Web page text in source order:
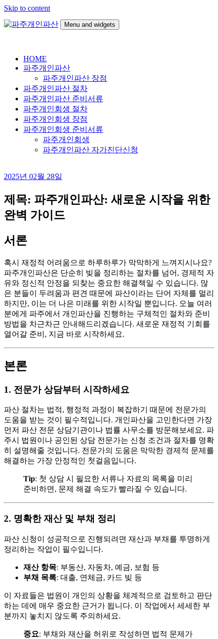
Skip to content
Menu and widgets
HOME
파주개인파산
파주개인파산 장점
파주개인파산 절차
파주개인파산 준비서류
파주개인회생 절차
파주개인회생 장점
파주개인회생 준비서류
파주개인회생
파주개인파산 자가진단신청
2025년 02월 28일
제목: 파주개인파산: 새로운 시작을 위한
완벽 가이드
서론
혹시 재정적 어려움으로 하루하루가 막막하게 느껴지시나요?
파주개인파산은 단순히 빚을 정리하는 절차를 넘어, 경제적 자
유와 정신적 안정을 되찾는 중요한 해결책일 수 있습니다. 많
은 분들이 두려움과 편견 때문에 파산이라는 단어 자체를 멀리
하지만, 이는 더 나은 미래를 위한 시작일 뿐입니다. 오늘 여러
분에게 파주에서 개인파산을 진행하는 구체적인 절차와 준비
방법을 차근차근 안내해드리겠습니다. 새로운 재정적 기회를
열어갈 준비, 지금 바로 시작하세요.
본론
1. 전문가 상담부터 시작하세요
파산 절차는 법적, 행정적 과정이 복잡하기 때문에 전문가의
도움을 받는 것이 필수적입니다. 개인파산을 고민한다면 가장
먼저 파산 전문 상담기관이나 법률 사무소를 방문해보세요. 파
주시 법원이나 공인된 상담 전문가는 신청 조건과 절차를 명확
히 설명해줄 것입니다. 전문가의 도움은 막막한 경제적 문제를
해결하는 가장 안정적인 첫걸음입니다.
Tip: 첫 상담 시 필요한 서류나 자료의 목록을 미리
준비하면, 문제 해결 속도가 빨라질 수 있습니다.
2. 명확한 재산 및 부채 정리
파산 신청이 성공적으로 진행되려면 재산과 부채를 투명하게
정리하는 작업이 필수입니다.
재산 항목: 부동산, 자동차, 예금, 보험 등
부채 목록: 대출, 연체금, 카드 빚 등
이 자료들은 법원이 개인의 상황을 체계적으로 검토하고 판단
하는 데에 매우 중요한 근거가 됩니다. 이 작업에서 세세한 부
분까지 놓치지 않도록 주의하세요.
중요: 부채와 재산을 허위로 작성하면 법적 문제가